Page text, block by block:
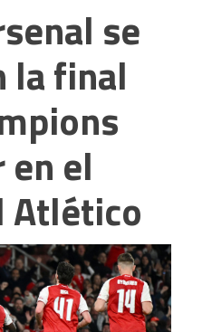
se
la final
el
Atlético